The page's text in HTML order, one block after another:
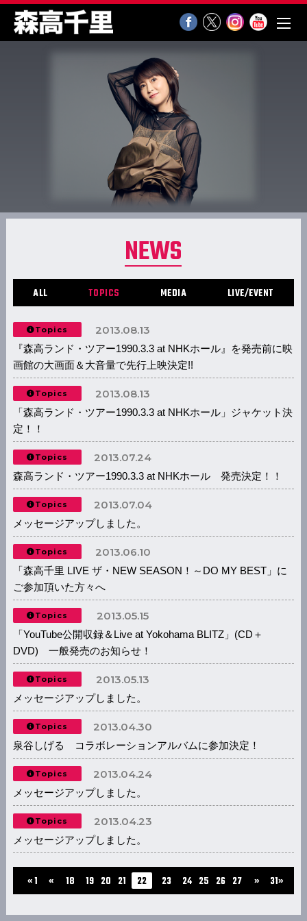
NEWS
ALL TOPICS MEDIA LIVE/EVENT
Topics 2013.08.13
『森高ランド・ツアー1990.3.3 at NHKホール』を発売前に映
画館の大画面＆大音量で先行上映決定!!
Topics 2013.08.13
「森高ランド・ツアー1990.3.3 at NHKホール」ジャケット決
定！！
Topics 2013.07.24
森高ランド・ツアー1990.3.3 at NHKホール 発売決定！！
Topics 2013.07.04
メッセージアップしました。
Topics 2013.06.10
「森高千里 LIVE ザ・NEW SEASON！～DO MY BEST」に
ご参加頂いた方々へ
Topics 2013.05.15
「YouTube公開収録＆Live at Yokohama BLITZ」(CD＋
DVD) 一般発売のお知らせ！
Topics 2013.05.13
メッセージアップしました。
Topics 2013.04.30
泉谷しげる コラボレーションアルバムに参加決定！
Topics 2013.04.24
メッセージアップしました。
Topics 2013.04.23
メッセージアップしました。
« 1 « 18 19 20 21 22 23 24 25 26 27 » 31»